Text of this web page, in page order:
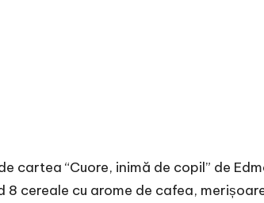
cartea “Cuore, inimă de copil” de
cereale cu arome de cafea,